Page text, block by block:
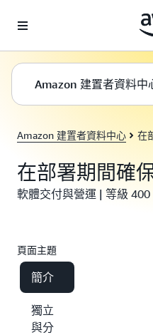
Amazon 建置者資料中
Amazon 建置者資料中心 在
在部署期間確
軟體交付與營運 | 等級 400
頁面主題
簡介
獨立
與分